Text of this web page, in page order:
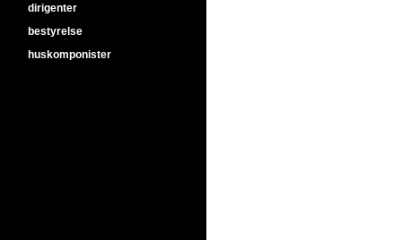
dirigenter
bestyrelse
huskomponister